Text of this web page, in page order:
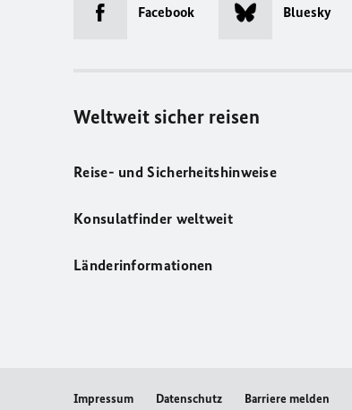
Facebook Bluesky
Weltweit sicher reisen
Reise- und Sicherheitshinweise
Konsulatfinder weltweit
Länderinformationen
Impressum Datenschutz Barriere melden